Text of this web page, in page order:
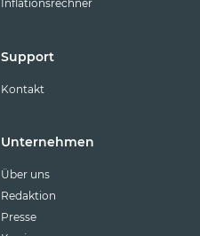
Inflationsrechner
Support
Kontakt
Unternehmen
Über uns
Redaktion
Presse